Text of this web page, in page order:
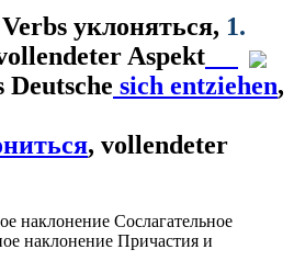
уклоняться, 1.
Aspekt
sich entziehen,
, vollendeter
наклонение Сослагательное
наклонение Причастия и